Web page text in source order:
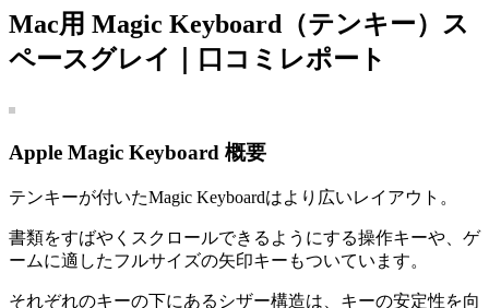
Mac用 Magic Keyboard（テンキー）ス
ペースグレイ｜口コミレポート
Apple Magic Keyboard 概要
テンキーが付いたMagic Keyboardはより広いレイアウト。
書類をすばやくスクロールできるようにする操作キーや、ゲ
ームに適したフルサイズの矢印キーもついています。
それぞれのキーの下にあるシザー構造は、キーの安定性を向